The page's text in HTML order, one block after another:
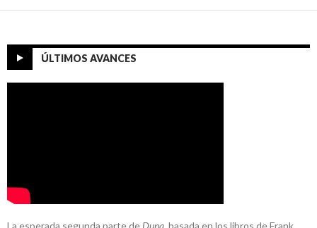
ÚLTIMOS AVANCES
La esperada segunda parte de Duna , basada en los libros de Frank